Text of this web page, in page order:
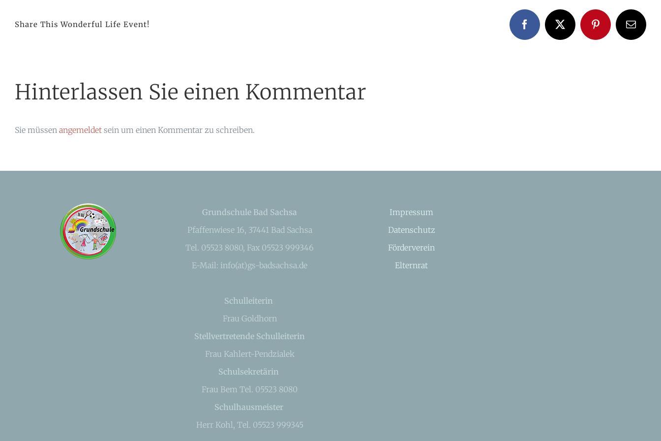
Share This Wonderful Life Event! FacebookX PinterestE-
Mail
Hinterlassen Sie einen Kommentar
Sie müssen angemeldet sein um einen Kommentar zu schreiben.
Grundschule Bad Sachsa
Pfaffenwiese 16, 37441 Bad Sachsa
Tel. 05523 8080, Fax 05523 999346
E-Mail: info(at)gs-badsachsa.de
Schulleiterin
Frau Goldhorn
Stellvertretende Schulleiterin
Frau Kahlert-Pendzialek
Schulsekretärin
Frau Bem Tel. 05523 8080
Schulhausmeister
Herr Kohl, Tel. 05523 999345
Impressum
Datenschutz
Förderverein
Elternrat